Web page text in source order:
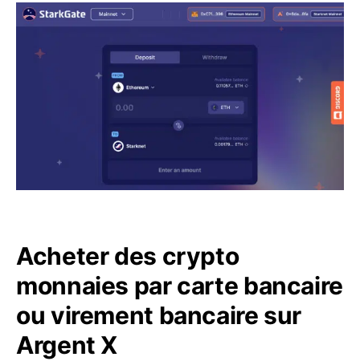
Acheter des crypto
monnaies par carte bancaire
ou virement bancaire sur
Argent X